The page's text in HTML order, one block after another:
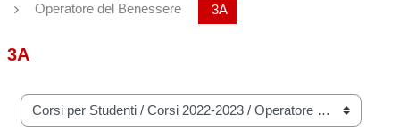
Operatore del Benessere 3A
3A
Kategorioj